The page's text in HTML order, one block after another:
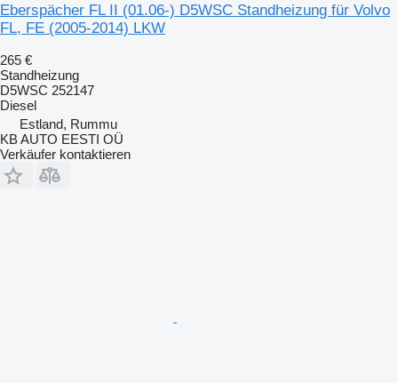
Eberspächer FL II (01.06-) D5WSC Standheizung für Volvo
FL, FE (2005-2014) LKW
265 €
Standheizung
D5WSC 252147
Diesel
Estland, Rummu
KB AUTO EESTI OÜ
Verkäufer kontaktieren